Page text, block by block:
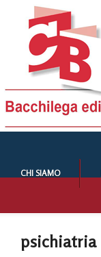
CHI SIAMO
psichiatria